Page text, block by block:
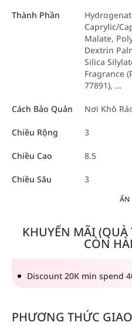
Thành Phần
Caprylic/
Malate,
Dextrin
Silica
Fragrance
77891), …
Cách Bảo Quản Nơi Khô
Chiều Rộng 3
Chiều Cao 8.5
Chiều Sâu 3
ẨN
KHUYẾN MÃI
CÒN
Discount 20K min spend
PHƯƠNG THỨC